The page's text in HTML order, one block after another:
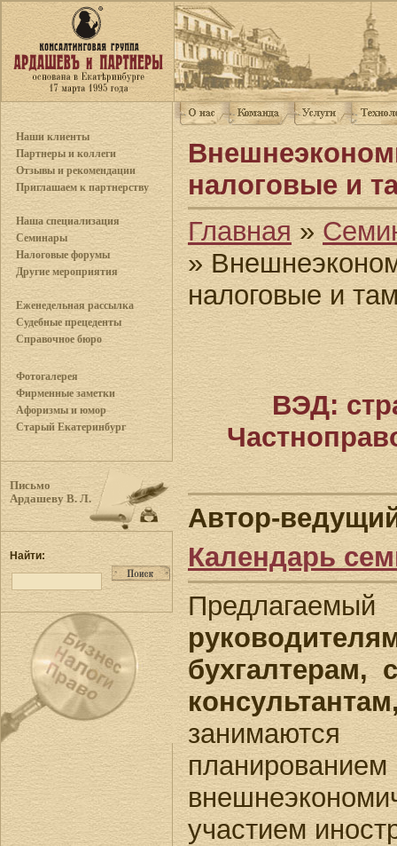
Наши клиенты
Партнеры и коллеги
Отзывы и рекомендации
Приглашаем к партнерству
Наша специализация
Семинары
Налоговые форумы
Другие мероприятия
Еженедельная рассылка
Судебные прецеденты
Справочное бюро
Фотогалерея
Фирменные заметки
Афоризмы и юмор
Старый Екатеринбург
Письмо
Ардашеву В. Л.
Найти:
налоговые и
Главная »
»
налоговые и
ВЭД:
Автор-
Календарь
Предлагаемый
бухгалтерам,
занимаются
участием